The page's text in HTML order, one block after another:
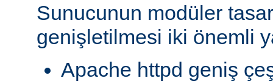
Sunucunun modüler
genişletilmesi iki önemli
Apache httpd geniş